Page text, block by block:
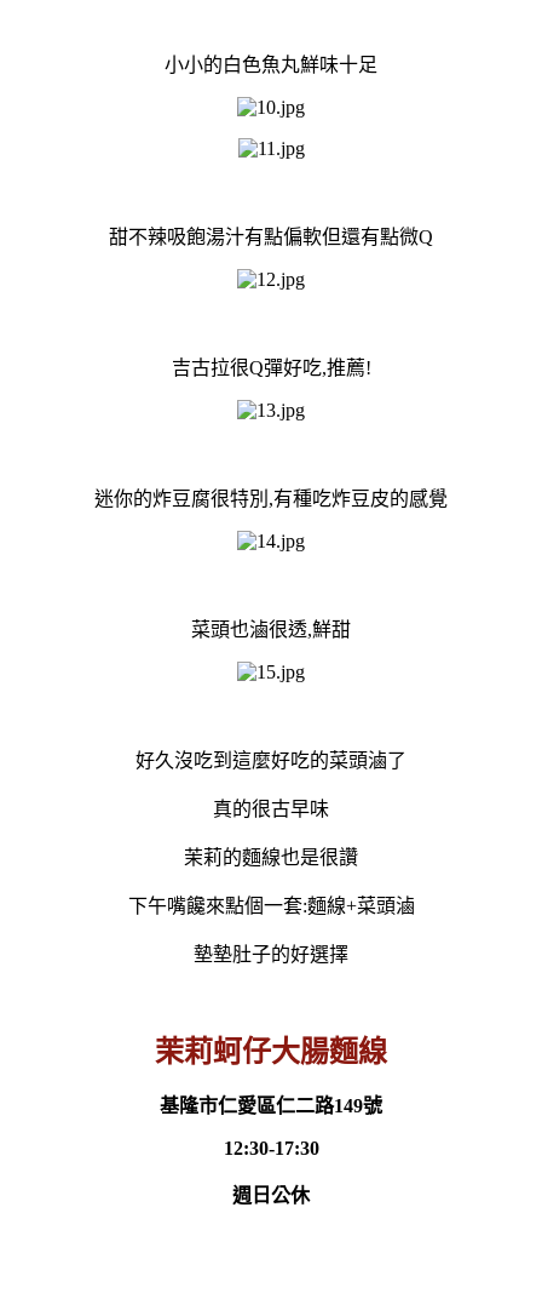
小小的白色魚丸鮮味十足
甜不辣吸飽湯汁有點偏軟但還有點微Q
吉古拉很Q彈好吃,推薦!
迷你的炸豆腐很特別,有種吃炸豆皮的感覺
菜頭也滷很透,鮮甜
好久沒吃到這麼好吃的菜頭滷了
真的很古早味
茉莉的麵線也是很讚
下午嘴饞來點個一套:麵線+菜頭滷
墊墊肚子的好選擇
茉莉蚵仔大腸麵線
基隆市仁愛區仁二路149號
12:30-17:30
週日公休